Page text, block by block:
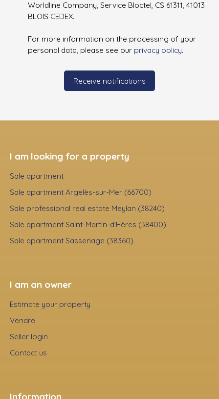
Worldline Company, Service Bloctel, CS 61311, 41013
BLOIS CEDEX.
For more information on the processing of your
personal data, please see our privacy policy.
Receive notifications
I am looking for a property
Sale apartment
Sale apartment Argelès-sur-Mer (66700)
Sale professional real estate Meylan (38240)
Sale apartment Saint-Martin-d'Hères (38400)
Sale apartment Sassenage (38360)
I am an owner
Estimate your property
Vendre
Seller login
Contact us